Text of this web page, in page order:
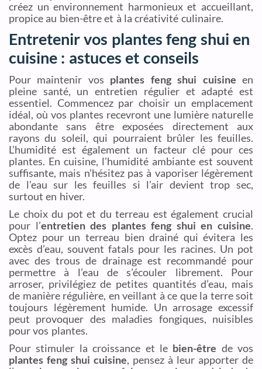
créez un environnement harmonieux et accueillant,
propice au bien-être et à la créativité culinaire.
Entretenir vos plantes feng shui en
cuisine : astuces et conseils
Pour maintenir vos plantes feng shui cuisine en
pleine santé, un entretien régulier et adapté est
essentiel. Commencez par choisir un emplacement
idéal, où vos plantes recevront une lumière naturelle
abondante sans être exposées directement aux
rayons du soleil, qui pourraient brûler les feuilles.
L’humidité est également un facteur clé pour ces
plantes. En cuisine, l’humidité ambiante est souvent
suffisante, mais n’hésitez pas à vaporiser légèrement
de l’eau sur les feuilles si l’air devient trop sec,
surtout en hiver.
Le choix du pot et du terreau est également crucial
pour l’entretien des plantes feng shui en cuisine.
Optez pour un terreau bien drainé qui évitera les
excès d’eau, souvent fatals pour les racines. Un pot
avec des trous de drainage est recommandé pour
permettre à l’eau de s’écouler librement. Pour
arroser, privilégiez de petites quantités d’eau, mais
de manière régulière, en veillant à ce que la terre soit
toujours légèrement humide. Un arrosage excessif
peut provoquer des maladies fongiques, nuisibles
pour vos plantes.
Pour stimuler la croissance et le bien-être de vos
plantes feng shui cuisine, pensez à leur apporter de